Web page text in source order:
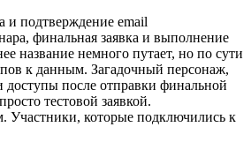
и подтверждение email
финальная заявка и выполнение
название немного путает, но по сути
к данным. Загадочный персонаж,
доступы после отправки финальной
тестовой заявкой.
Участники, которые подключились к